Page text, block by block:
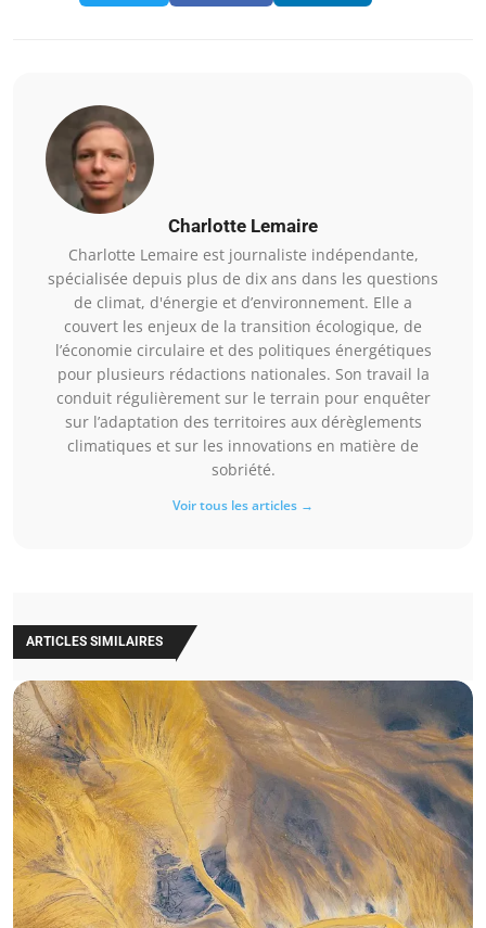
Charlotte Lemaire
Charlotte Lemaire est journaliste indépendante,
spécialisée depuis plus de dix ans dans les questions
de climat, d'énergie et d’environnement. Elle a
couvert les enjeux de la transition écologique, de
l’économie circulaire et des politiques énergétiques
pour plusieurs rédactions nationales. Son travail la
conduit régulièrement sur le terrain pour enquêter
sur l’adaptation des territoires aux dérèglements
climatiques et sur les innovations en matière de
sobriété.
Voir tous les articles →
ARTICLES SIMILAIRES